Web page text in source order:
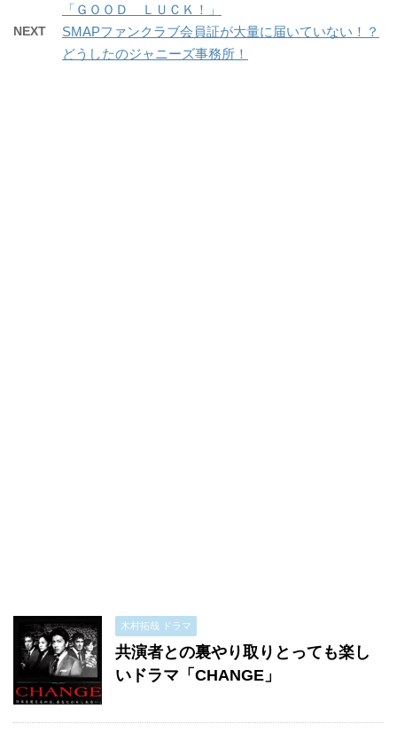
「ＧＯＯＤ ＬＵＣＫ！」
NEXT
SMAPファンクラブ会員証が大量に届いていない！？
どうしたのジャニーズ事務所！
木村拓哉 ドラマ
共演者との裏やり取りとっても楽し
いドラマ「CHANGE」